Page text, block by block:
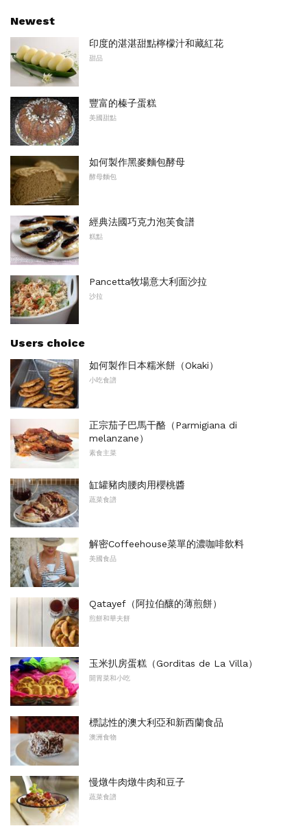
Newest
印度的湛湛甜點檸檬汁和藏紅花
甜品
豐富的榛子蛋糕
美國甜點
如何製作黑麥麵包酵母
酵母麵包
經典法國巧克力泡芙食譜
糕點
Pancetta牧場意大利面沙拉
沙拉
Users choice
如何製作日本糯米餅（Okaki）
小吃食譜
正宗茄子巴馬干酪（Parmigiana di
melanzane）
素食主菜
缸罐豬肉腰肉用櫻桃醬
蔬菜食譜
解密Coffeehouse菜單的濃咖啡飲料
美國食品
Qatayef（阿拉伯釀的薄煎餅）
煎餅和華夫餅
玉米扒房蛋糕（Gorditas de La Villa）
開胃菜和小吃
標誌性的澳大利亞和新西蘭食品
澳洲食物
慢燉牛肉燉牛肉和豆子
蔬菜食譜